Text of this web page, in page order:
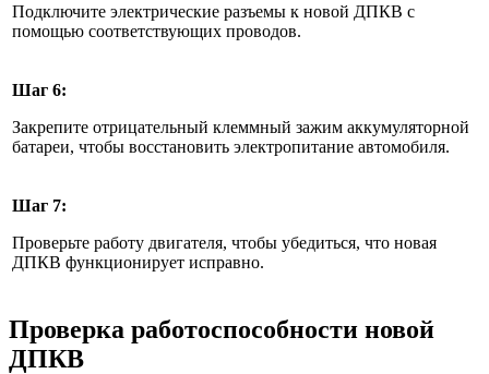
Подключите электрические разъемы к новой ДПКВ с
помощью соответствующих проводов.
Шаг 6:
Закрепите отрицательный клеммный зажим аккумуляторной
батареи, чтобы восстановить электропитание автомобиля.
Шаг 7:
Проверьте работу двигателя, чтобы убедиться, что новая
ДПКВ функционирует исправно.
Проверка работоспособности новой
ДПКВ